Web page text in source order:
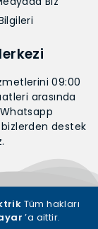
09:00
arasında
destek
Tüm hakları
’a aittir.